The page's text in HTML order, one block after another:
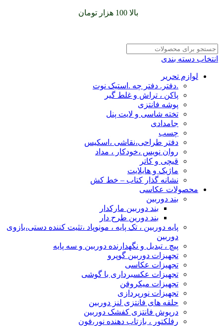
بالا 100 هزار تومان
انتخاب دسته بندی
لوازم تحریر
.دفتر. دفتر چه .استیک نوت
پاکن ، تراش و غلط گیر
پوشه فانتزی
تخته شاسی و لایت پنل
جامدادی
چسب
دفتر طراحی،نقاشی ،اسکیس
روان نویس ،خودکار ، مداد
قیچی و کاتر
ماژیک و هایلایت
نشانه گذار کتاب – خط کش
محصولات عکاسی
بند دوربین
بند دوربین مارکدار
بند دورین طرح دار
پایه دوربین ، تک پایه ، مونوپاد ،تثیت کننده دستی،بازوی
دوربین
پیچ ، تبدیل و نگهدارنده دوربین و سه پایه
تجهیزات دوربین گوپرو
تجهیزات عکاسی
تجهیزات عکسبرداری با گوشی
تجهیزات میکروفن
تجهیزات نورپردازی
حلقه های فانتزی لنز دوربین
درپوش فانتزی کفشک دوربین
رفلکتور ، بازتاب دهنده نور،فون